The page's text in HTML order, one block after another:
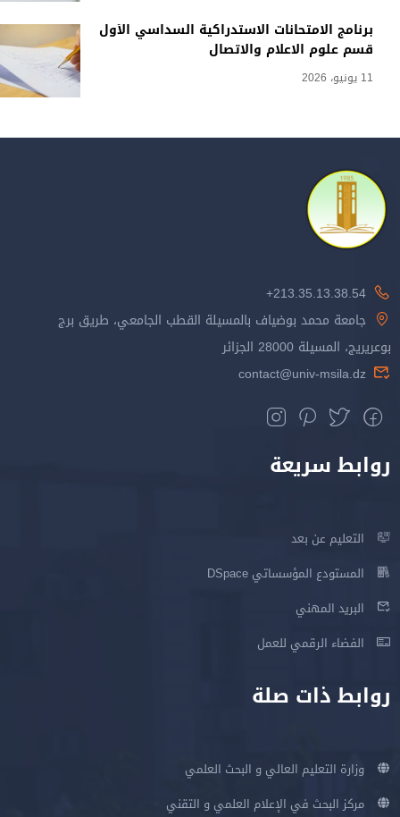
برنامج الامتحانات الاستدراكية السداسي الأول
قسم علوم الاعلام والاتصال
11 يونيو، 2026
213.35.13.38.54+
جامعة محمد بوضياف بالمسيلة القطب الجامعي، طريق برج
بوعريريج، المسيلة 28000 الجزائر
contact@univ-msila.dz
روابط سريعة
التعليم عن بعد
المستودع المؤسساتي DSpace
البريد المهني
الفضاء الرقمي للعمل
روابط ذات صلة
وزارة التعليم العالي و البحث العلمي
مركز البحث في الإعلام العلمي و التقني